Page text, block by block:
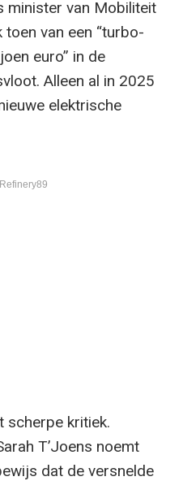
minister van Mobiliteit
van een “turbo-
euro” in de
Alleen al in 2025
elektrische
scherpe kritiek.
T’Joens noemt
dat de versnelde